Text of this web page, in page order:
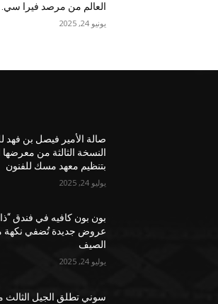
العالم من مرصد فيرا سي.
يونيو 24, 2025
صالة الأمير فيصل بن فهد
بتنظيم معهد مسك للفنون
يوليو 24, 2025
بون بون كافيه في فندق
عروض جديدة تُضفي نكهة
الصيف
يوليو 24, 2025